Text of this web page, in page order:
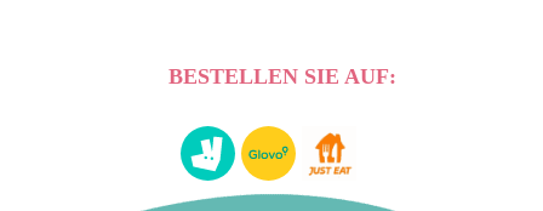
BESTELLEN SIE AUF: